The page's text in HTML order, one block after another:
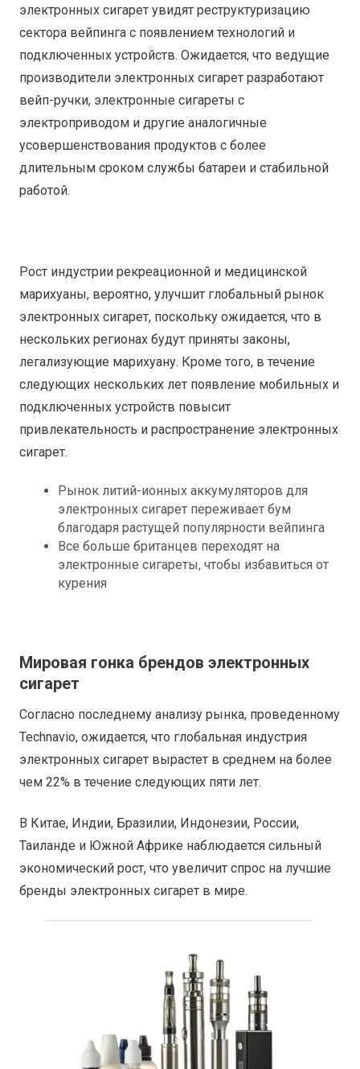
электронных сигарет увидят реструктуризацию
сектора вейпинга с появлением технологий и
подключенных устройств. Ожидается, что ведущие
производители электронных сигарет разработают
вейп-ручки, электронные сигареты с
электроприводом и другие аналогичные
усовершенствования продуктов с более
длительным сроком службы батареи и стабильной
работой.
Рост индустрии рекреационной и медицинской
марихуаны, вероятно, улучшит глобальный рынок
электронных сигарет, поскольку ожидается, что в
нескольких регионах будут приняты законы,
легализующие марихуану. Кроме того, в течение
следующих нескольких лет появление мобильных и
подключенных устройств повысит
привлекательность и распространение электронных
сигарет.
Рынок литий-ионных аккумуляторов для
электронных сигарет переживает бум
благодаря растущей популярности вейпинга
Все больше британцев переходят на
электронные сигареты, чтобы избавиться от
курения
Мировая гонка брендов электронных
сигарет
Согласно последнему анализу рынка, проведенному
Technavio, ожидается, что глобальная индустрия
электронных сигарет вырастет в среднем на более
чем 22% в течение следующих пяти лет.
В Китае, Индии, Бразилии, Индонезии, России,
Таиланде и Южной Африке наблюдается сильный
экономический рост, что увеличит спрос на лучшие
бренды электронных сигарет в мире.